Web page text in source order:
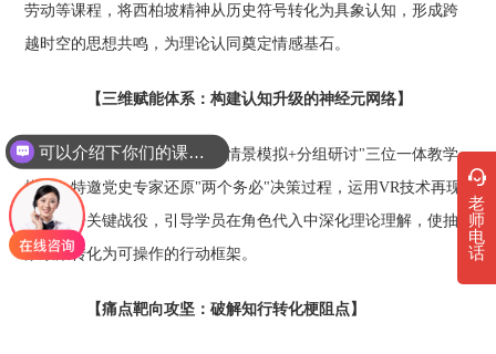
劳动等课程，将西柏坡精神从历史符号转化为具象认知，形成跨
越时空的思想共鸣，为理论认同奠定情感基石。
【三维赋能体系：构建认知升级的神经元网络】
创新推出"理论授课+情景模拟+分组研讨"三位一体教学
模式。特邀党史专家还原"两个务必"决策过程，运用VR技术再现
解放战争关键战役，引导学员在角色代入中深化理论理解，使抽
象政策转化为可操作的行动框架。
【痛点靶向攻坚：破解知行转化梗阻点】
老
师
电
话